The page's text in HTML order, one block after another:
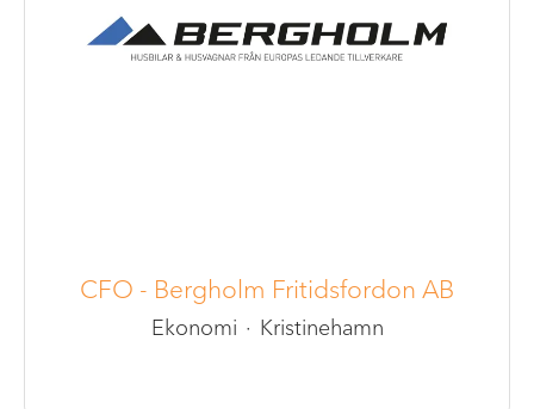
CFO - Bergholm Fritidsfordon AB
Ekonomi · Kristinehamn